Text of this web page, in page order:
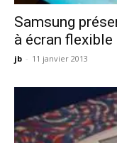
Samsung
à écran flexible
jb - 11 janvier 2013